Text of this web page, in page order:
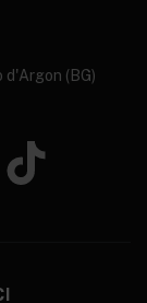
d'Argon (BG)